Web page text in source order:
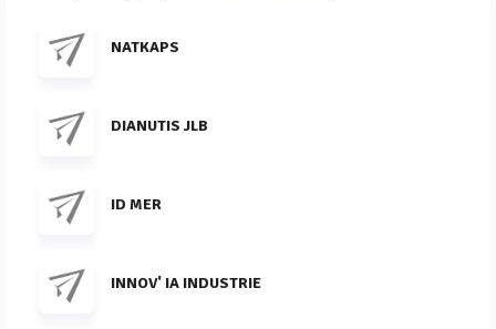
NATKAPS
DIANUTIS JLB
ID MER
INNOV' IA INDUSTRIE